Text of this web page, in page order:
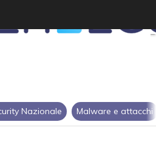
Nazionale Malware e attacchi